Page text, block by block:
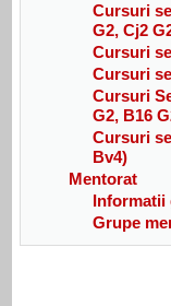
Cursuri
G2, Cj2
Cursuri
Cursuri
Cursuri
G2, B16
Cursuri
Bv4)
Mentorat
Informatii
Grupe